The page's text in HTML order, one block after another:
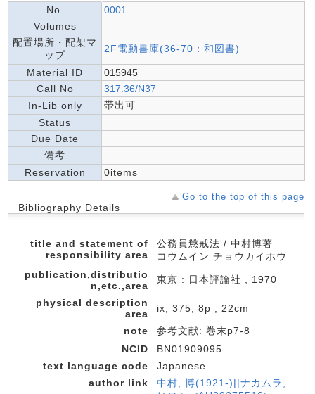
No.
0001
Volumes
配置場所・配架マ
ップ
2F電動書庫(36-70：和図書)
Material ID
015945
Call No
317.36/N37
In-Lib only
帯出可
Status
Due Date
備考
Reservation
0items
Go to the top of this page
Bibliography Details
title and statement of
responsibility area
公務員懲戒法 / 中村博著
コウムイン チョウカイホウ
publication,distributio
n,etc.,area
東京 : 日本評論社 , 1970
physical description
area
ix, 375, 8p ; 22cm
note
参考文献: 巻末p7-8
NCID
BN01909095
text language code
Japanese
author link
中村, 博(1921-)||ナカムラ,